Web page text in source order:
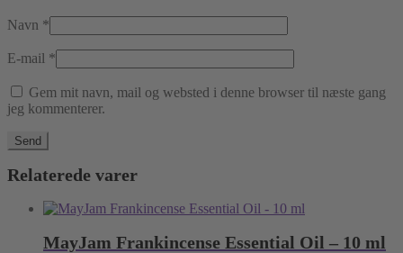
Navn *
E-mail *
Gem mit navn, mail og websted i denne browser til næste gang
jeg kommenterer.
Relaterede varer
MayJam Frankincense Essential Oil – 10 ml